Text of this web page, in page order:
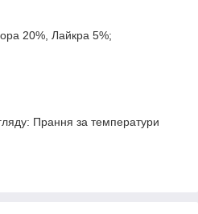
20%, Лайкра 5%;
Прання за температури